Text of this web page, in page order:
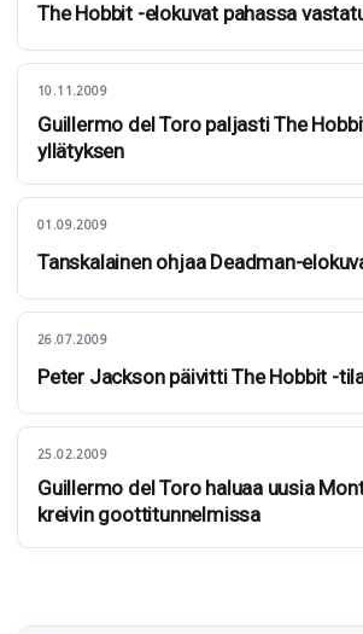
The Hobbit -elokuvat pahassa
10.11.2009
Guillermo del Toro paljasti The
yllätyksen
01.09.2009
Tanskalainen ohjaa Deadman-
26.07.2009
Peter Jackson päivitti The Hobbit -
25.02.2009
Guillermo del Toro haluaa uusia
kreivin goottitunnelmissa